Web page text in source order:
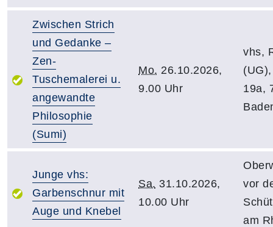
Zwischen Strich
und Gedanke –
Zen-
Tuschemalerei u.
angewandte
Philosophie
(Sumi)
Mo. 26.10.2026,
9.00 Uhr
vhs,
19a,
Junge vhs:
Garbenschnur mit
Auge und Knebel
Sa. 31.10.2026,
10.00 Uhr
vor
am